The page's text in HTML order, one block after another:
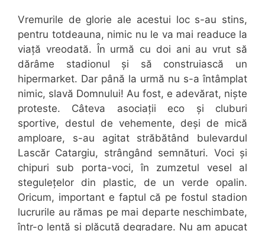
Vremurile de glorie ale acestui loc s-au stins,
pentru totdeauna, nimic nu le va mai readuce la
viață vreodată. În urmă cu doi ani au vrut să
dărâme stadionul și să construiască un
hipermarket. Dar până la urmă nu s-a întâmplat
nimic, slavă Domnului! Au fost, e adevărat, niște
proteste. Câteva asociații eco și cluburi
sportive, destul de vehemente, deși de mică
amploare, s-au agitat străbătând bulevardul
Lascăr Catargiu, strângând semnături. Voci și
chipuri sub porta-voci, în zumzetul vesel al
stegulețelor din plastic, de un verde opalin.
Oricum, important e faptul că pe fostul stadion
lucrurile au rămas pe mai departe neschimbate,
într-o lentă și plăcută degradare. Nu am apucat